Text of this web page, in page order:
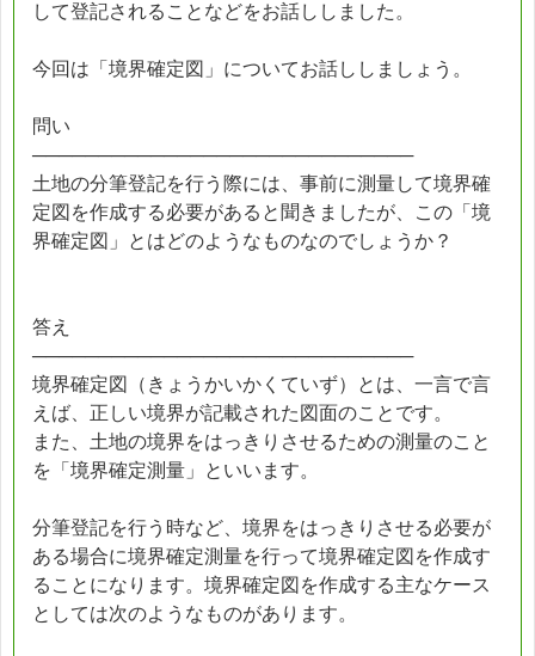
して登記されることなどをお話ししました。
今回は「境界確定図」についてお話ししましょう。
問い
─────────────────────────────
土地の分筆登記を行う際には、事前に測量して境界確
定図を作成する必要があると聞きましたが、この「境
界確定図」とはどのようなものなのでしょうか？
答え
─────────────────────────────
境界確定図（きょうかいかくていず）とは、一言で言
えば、正しい境界が記載された図面のことです。
また、土地の境界をはっきりさせるための測量のこと
を「境界確定測量」といいます。
分筆登記を行う時など、境界をはっきりさせる必要が
ある場合に境界確定測量を行って境界確定図を作成す
ることになります。境界確定図を作成する主なケース
としては次のようなものがあります。